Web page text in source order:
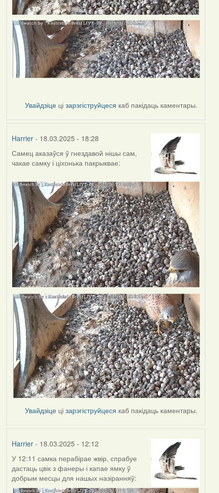
Увайдзіце цізарэгіструйцеся каб пакідаць каментары.
Harrier- 18.03.2025 - 18:28
Самец аказаўся ў гнездавой нішы сам,
чакае самку і ціхонька пакрыквае:
Увайдзіце цізарэгіструйцеся каб пакідаць каментары.
Harrier- 18.03.2025 - 12:12
У 12:11 самка перабірае жвір, спрабуе
дастаць цвік з фанеры і капае ямку ў
добрым месцы для нашых назіранняў: